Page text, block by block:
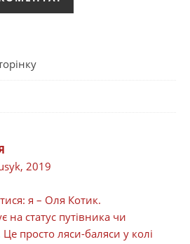
2019
я – Оля Котик.
на статус путівника чи
просто ляси-баляси у колі